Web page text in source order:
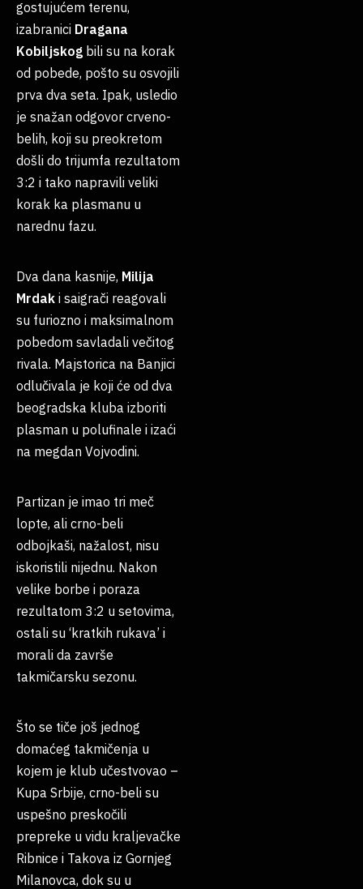
gostujućem terenu,
izabranici Dragana
Kobiljskog bili su na korak
od pobede, pošto su osvojili
prva dva seta. Ipak, usledio
je snažan odgovor crveno-
belih, koji su preokretom
došli do trijumfa rezultatom
3:2 i tako napravili veliki
korak ka plasmanu u
narednu fazu.
Dva dana kasnije, Milija
Mrdak i saigrači reagovali
su furiozno i maksimalnom
pobedom savladali večitog
rivala. Majstorica na Banjici
odlučivala je koji će od dva
beogradska kluba izboriti
plasman u polufinale i izaći
na megdan Vojvodini.
Partizan je imao tri meč
lopte, ali crno-beli
odbojkaši, nažalost, nisu
iskoristili nijednu. Nakon
velike borbe i poraza
rezultatom 3:2 u setovima,
ostali su ‘kratkih rukava’ i
morali da završe
takmičarsku sezonu.
Što se tiče još jednog
domaćeg takmičenja u
kojem je klub učestvovao –
Kupa Srbije, crno-beli su
uspešno preskočili
prepreke u vidu kraljevačke
Ribnice i Takova iz Gornjeg
Milanovca, dok su u